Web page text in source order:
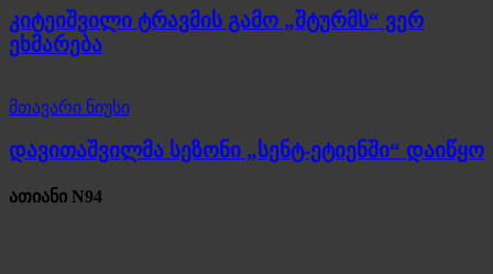
კიტეიშვილი ტრავმის გამო „შტურმს“ ვერ
ეხმარება
მთავარი ნიუსი
დავითაშვილმა სეზონი „სენტ-ეტიენში“ დაიწყო
ათიანი N94